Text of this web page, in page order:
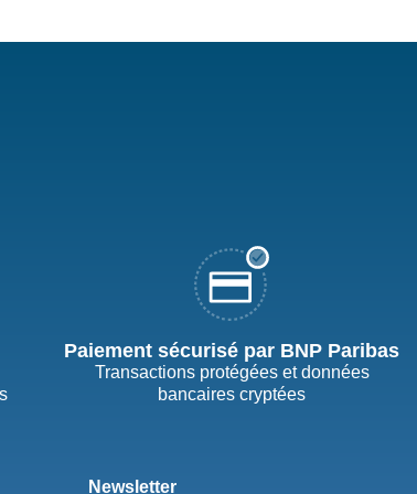
Paiement sécurisé par BNP Paribas
Transactions protégées et données
bancaires cryptées
Newsletter